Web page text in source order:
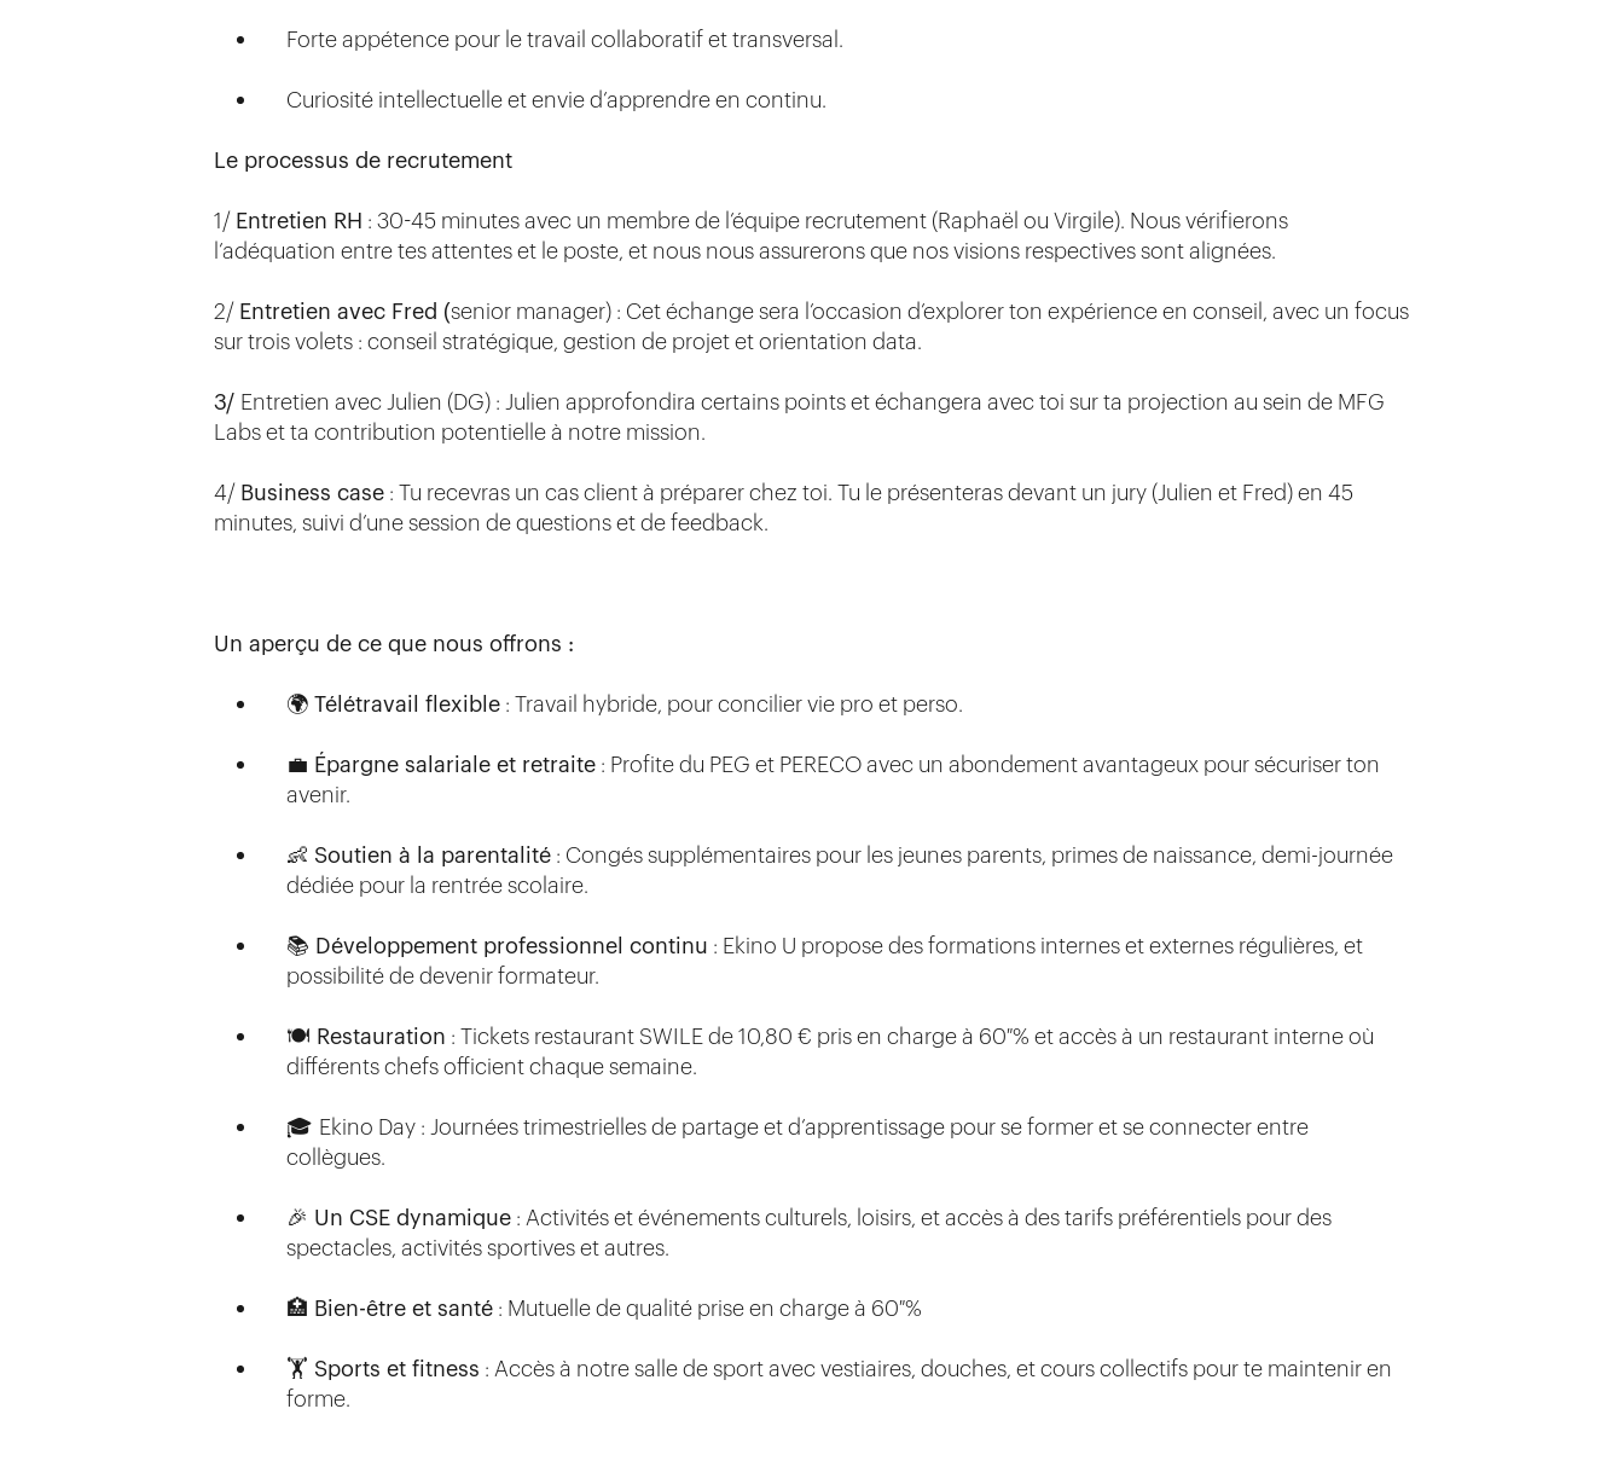
Forte appétence pour le travail collaboratif et transversal.
Curiosité intellectuelle et envie d’apprendre en continu.
Le processus de recrutement
1/ Entretien RH : 30-45 minutes avec un membre de l’équipe recrutement (Raphaël ou Virgile). Nous vérifierons
l’adéquation entre tes attentes et le poste, et nous nous assurerons que nos visions respectives sont alignées.
2/ Entretien avec Fred (senior manager) : Cet échange sera l’occasion d’explorer ton expérience en conseil, avec un focus
sur trois volets : conseil stratégique, gestion de projet et orientation data.
3/ Entretien avec Julien (DG) : Julien approfondira certains points et échangera avec toi sur ta projection au sein de MFG
Labs et ta contribution potentielle à notre mission.
4/ Business case : Tu recevras un cas client à préparer chez toi. Tu le présenteras devant un jury (Julien et Fred) en 45
minutes, suivi d’une session de questions et de feedback.
Un aperçu de ce que nous offrons :
🌍 Télétravail flexible : Travail hybride, pour concilier vie pro et perso.
💼 Épargne salariale et retraite : Profite du PEG et PERECO avec un abondement avantageux pour sécuriser ton
avenir.
👶 Soutien à la parentalité : Congés supplémentaires pour les jeunes parents, primes de naissance, demi-journée
dédiée pour la rentrée scolaire.
📚 Développement professionnel continu : Ekino U propose des formations internes et externes régulières, et
possibilité de devenir formateur.
🍽️ Restauration : Tickets restaurant SWILE de 10,80 € pris en charge à 60 % et accès à un restaurant interne où
différents chefs officient chaque semaine.
🎓 Ekino Day : Journées trimestrielles de partage et d’apprentissage pour se former et se connecter entre
collègues.
🎉 Un CSE dynamique : Activités et événements culturels, loisirs, et accès à des tarifs préférentiels pour des
spectacles, activités sportives et autres.
🏥 Bien-être et santé : Mutuelle de qualité prise en charge à 60 %
🏋️ Sports et fitness : Accès à notre salle de sport avec vestiaires, douches, et cours collectifs pour te maintenir en
forme.